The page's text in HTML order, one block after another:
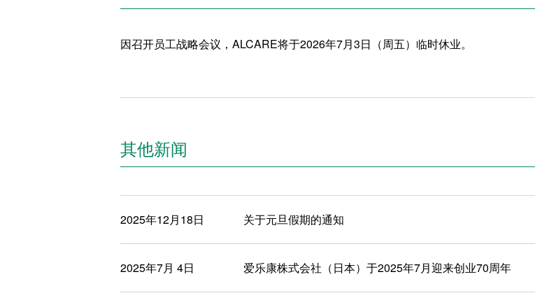
因召开员工战略会议，ALCARE将于2026年7月3日（周五）临时休业。
其他新闻
2025年12月18日 关于元旦假期的通知
2025年7月 4日 爱乐康株式会社（日本）于2025年7月迎来创业70周年